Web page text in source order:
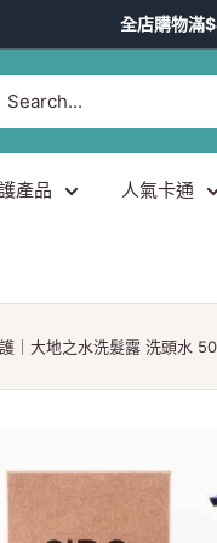
全店購物滿
產品 人氣卡通
護｜大地之水洗髮露 洗頭水